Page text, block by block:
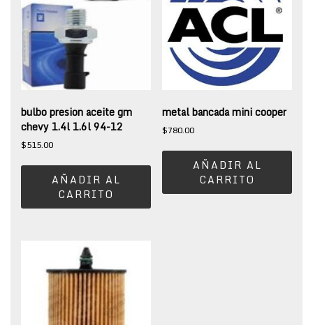
bulbo presion aceite gm
chevy 1.4l 1.6l 94-12
$515.00
AÑADIR AL
CARRITO
metal bancada mini cooper
$780.00
AÑADIR AL
CARRITO